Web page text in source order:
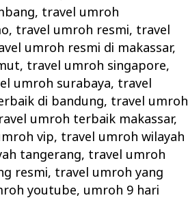
, travel umroh
, travel umroh resmi, travel
umroh resmi di makassar,
, travel umroh singapore,
umroh surabaya, travel
di bandung, travel umroh
umroh terbaik makassar,
vip, travel umroh wilayah
tangerang, travel umroh
resmi, travel umroh yang
youtube, umroh 9 hari